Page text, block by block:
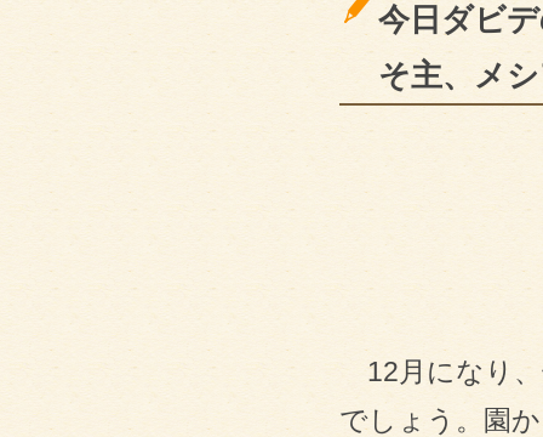
今日ダビ
そ主、メ
12月になり
でしょう。園